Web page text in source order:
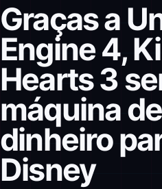
Graças a
Engine 4,
Hearts 3
máquina
dinheiro
Disney